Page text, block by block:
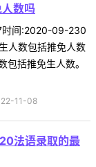
数吗
时间:2020-09-230
人数包括推免人数
括推免生人数。
11-08
法语录取的最